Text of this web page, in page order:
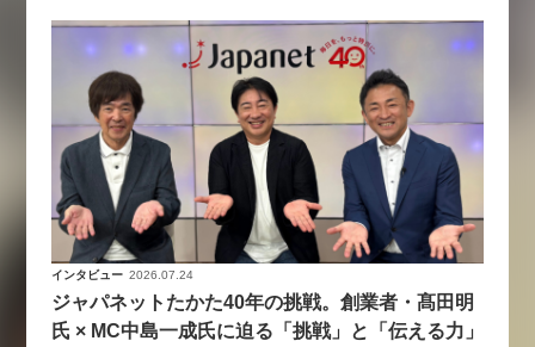
インタビュー 2026.07.24
ジャパネットたかた40年の挑戦。創業者・髙田明
氏 × MC中島一成氏に迫る「挑戦」と「伝える力」